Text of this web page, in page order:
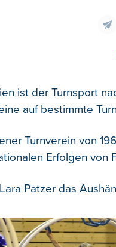
ist der Turnsport
auf bestimmte
Turnverein von
Erfolgen von
Patzer das